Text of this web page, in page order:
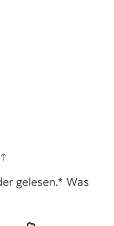
↑
gelesen.* Was